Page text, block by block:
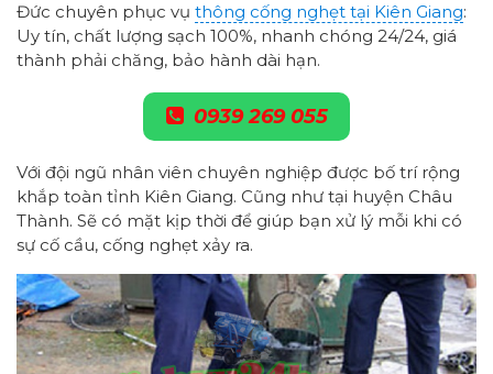
Đức chuyên phục vụ thông cống nghẹt tại Kiên Giang:
Uy tín, chất lượng sạch 100%, nhanh chóng 24/24, giá
thành phải chăng, bảo hành dài hạn.
0939 269 055
Với đội ngũ nhân viên chuyên nghiệp được bố trí rộng
khắp toàn tỉnh Kiên Giang. Cũng như tại huyện Châu
Thành. Sẽ có mặt kịp thời để giúp bạn xử lý mỗi khi có
sự cố cầu, cống nghẹt xảy ra.